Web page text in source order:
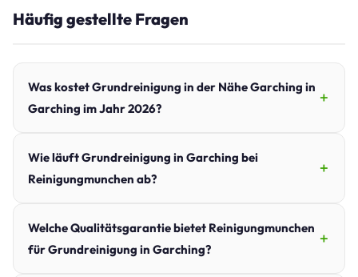
Häufig gestellte Fragen
Was kostet Grundreinigung in der Nähe Garching in
Garching im Jahr 2026?
Wie läuft Grundreinigung in Garching bei
Reinigungmunchen ab?
Welche Qualitätsgarantie bietet Reinigungmunchen
für Grundreinigung in Garching?